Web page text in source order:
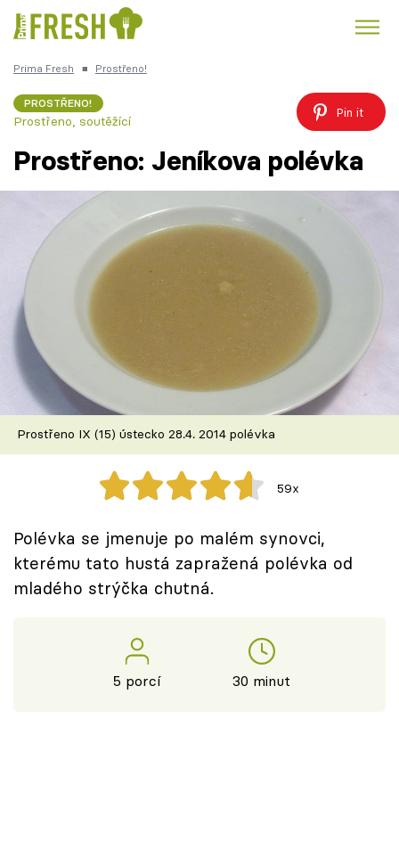
Česká kuchyně
Témata
Recepty
Články
TV Program
Škola vaření
Recepty z TV
Speciál: Cuketa
Těhotnej kuchař
Sledujte prima+
Prima Fresh ■ Prostřeno!
PROSTŘENO!
Prostřeno, soutěžící
Pin it
Prostřeno: Jeníkova polévka
Prostřeno IX (15) ústecko 28.4. 2014 polévka
59x
Polévka se jmenuje po malém synovci,
kterému tato hustá zapražená polévka od
mladého strýčka chutná.
5 porcí 30 minut